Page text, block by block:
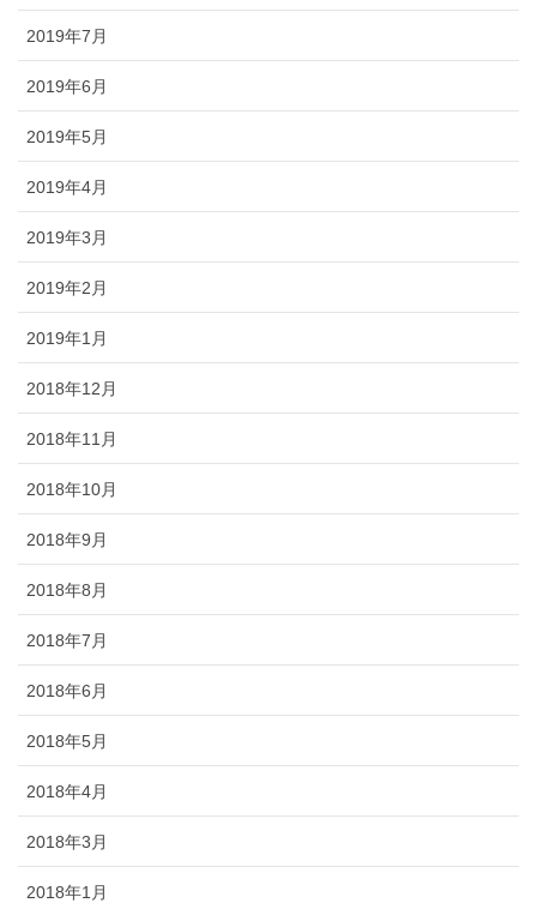
2019年7月
2019年6月
2019年5月
2019年4月
2019年3月
2019年2月
2019年1月
2018年12月
2018年11月
2018年10月
2018年9月
2018年8月
2018年7月
2018年6月
2018年5月
2018年4月
2018年3月
2018年1月